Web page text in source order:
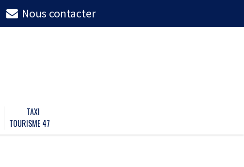
Nous contacter
TAXI
TOURISME 47